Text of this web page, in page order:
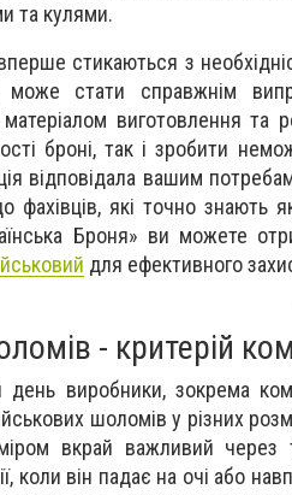
та кулями.
стикаються з
стати справжнім
виготовлення
броні, так і зробити
відповідала вашим
фахівців, які точно знають
Броня» ви можете
для ефективного
- критерій
день виробники, зокрема
шоломів у різних
вкрай важливий через
коли він падає на очі або